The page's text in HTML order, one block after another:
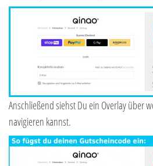
Anschließend siehst Du ein Overlay über
navigieren kannst.